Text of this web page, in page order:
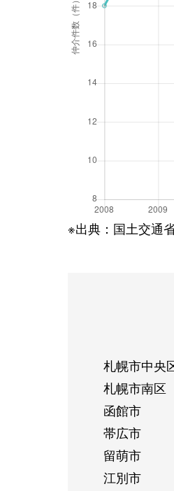
※出典：国土交通
札幌市中央
札幌市南区
函館市
帯広市
留萌市
江別市